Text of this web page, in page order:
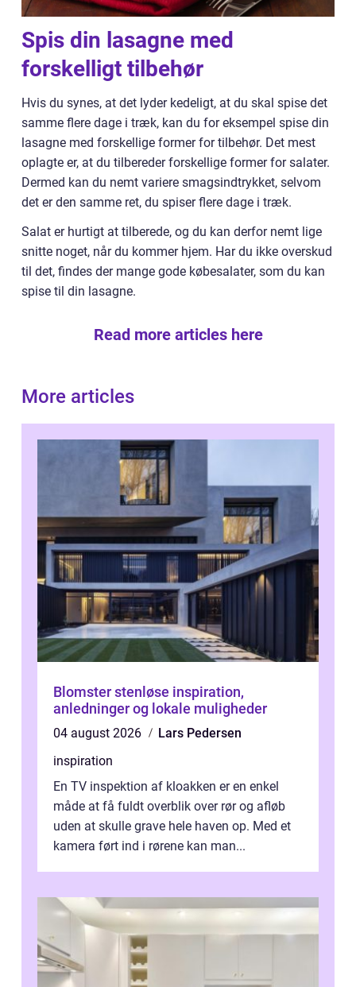
Spis din lasagne med
forskelligt tilbehør
Hvis du synes, at det lyder kedeligt, at du skal spise det
samme flere dage i træk, kan du for eksempel spise din
lasagne med forskellige former for tilbehør. Det mest
oplagte er, at du tilbereder forskellige former for salater.
Dermed kan du nemt variere smagsindtrykket, selvom
det er den samme ret, du spiser flere dage i træk.
Salat er hurtigt at tilberede, og du kan derfor nemt lige
snitte noget, når du kommer hjem. Har du ikke overskud
til det, findes der mange gode købesalater, som du kan
spise til din lasagne.
Read more articles here
More articles
Blomster stenløse inspiration,
anledninger og lokale muligheder
04 august 2026
Lars Pedersen
inspiration
En TV inspektion af kloakken er en enkel
måde at få fuldt overblik over rør og afløb
uden at skulle grave hele haven op. Med et
kamera ført ind i rørene kan man...